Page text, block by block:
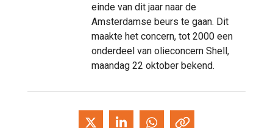
einde van dit jaar naar de
Amsterdamse beurs te gaan. Dit
maakte het concern, tot 2000 een
onderdeel van olieconcern Shell,
maandag 22 oktober bekend.